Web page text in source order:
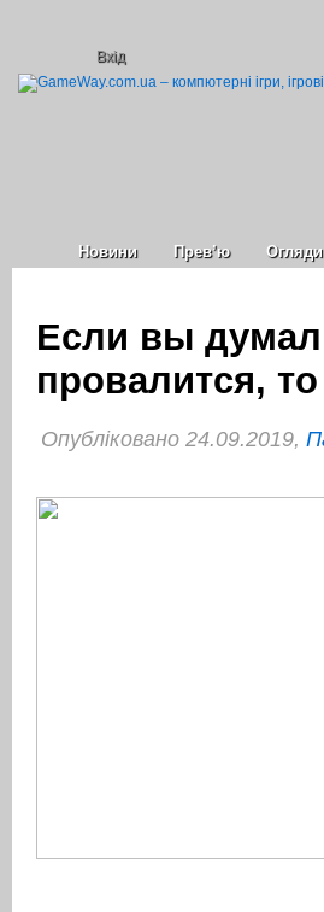
Вхід
Новини Прев’ю Огляди
Если вы
провалится,
Опубліковано 24.09.2019,